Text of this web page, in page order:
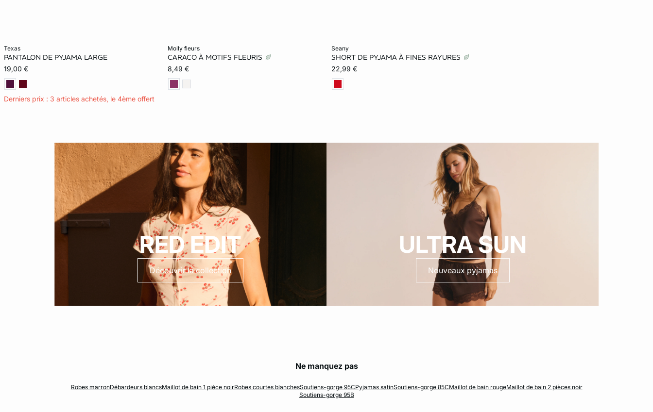
texas
PANTALON DE PYJAMA LARGE
19,00 €
Derniers prix : 3 articles achetés, le 4ème offert
molly fleurs
CARACO À MOTIFS FLEURIS
8,49 €
Ajouter ma taille au panier
XL
seany
SHORT DE PYJAMA À FINES RAYURES
22,99 €
RED EDIT
Découvrir la collection
ULTRA SUN
Nouveaux pyjamas
Ne manquez pas
Robes marronDébardeurs blancsMaillot de bain 1 pièce noirRobes courtes blanchesSoutiens-gorge 95CPyjamas satinSoutiens-gorge 85CMaillot de bain rougeMaillot de bain 2 pièces noir
Soutiens-gorge 95B